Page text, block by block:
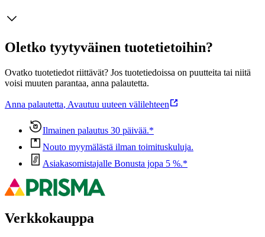
Oletko tyytyväinen tuotetietoihin?
Ovatko tuotetiedot riittävät? Jos tuotetiedoissa on puutteita tai niitä
voisi muuten parantaa, anna palautetta.
Anna palautetta, Avautuu uuteen välilehteen
Ilmainen palautus 30 päivää.*
Nouto myymälästä ilman toimituskuluja.
Asiakasomistajalle Bonusta jopa 5 %.*
Verkkokauppa